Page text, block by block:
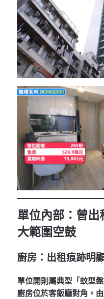
單位內部：曾
大範圍空鼓
廚房：出租痕跡明
單位開則屬典型「蚊型
廚房位於客飯廳對角。